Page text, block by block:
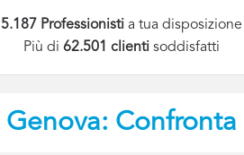
5.187 Professionisti a tua disposizione
Più di62.501 clientisoddisfatti
Genova: